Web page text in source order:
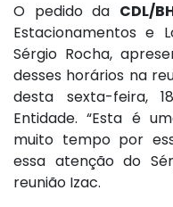
O pedido da CDL/
Estacionamentos e
Sérgio Rocha,
desses horários na
desta sexta-feira,
Entidade. “Esta é
muito tempo por
essa atenção do
reunião Izac.